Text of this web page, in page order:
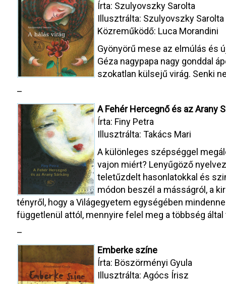
Írta: Szulyovszky Sarolta
Illusztrálta: Szulyovszky Sarolta
Közreműködő: Luca Morandini
Gyönyörű mese az elmúlás és
Géza nagypapa nagy gonddal
szokatlan külsejű virág. Senki
–
A Fehér Hercegnő és az Arany
Írta: Finy Petra
Illusztrálta: Takács Mari
A különleges szépséggel
vajon miért? Lenyűgöző
teletűzdelt hasonlatokkal és
módon beszél a másságról, a
tényről, hogy a Világegyetem egységében
függetlenül attól, mennyire felel meg a többség
–
Emberke színe
Írta: Böszörményi Gyula
Illusztrálta: Agócs Írisz